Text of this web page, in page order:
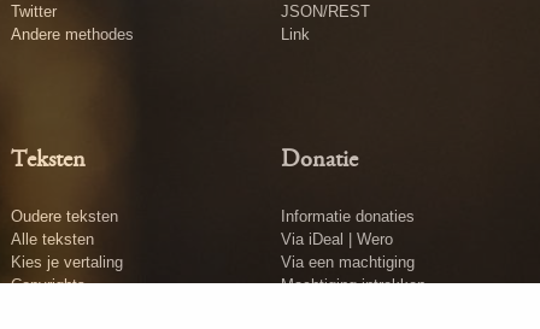
Twitter
Andere methodes
JSON/REST
Link
Teksten
Oudere teksten
Alle teksten
Kies je vertaling
Copyrights
Donatie
Informatie donaties
Via iDeal | Wero
Via een machtiging
Machtiging intrekken